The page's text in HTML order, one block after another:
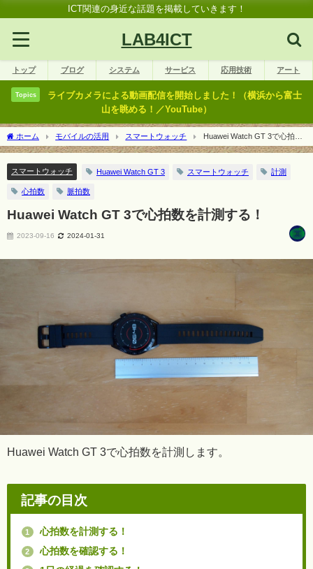
ICT関連の身近な話題を掲載していきます！
LAB4ICT
トップ ブログ システム サービス 応用技術 アート
Topics
ライブカメラによる動画配信を開始しました！（横浜から富士
山を眺める！／YouTube）
ホーム モバイルの活用 スマートウォッチ
Huawei Watch GT 3で心拍数
を計測する！
スマートウォッチ Huawei Watch GT 3 スマートウォッチ 計測
心拍数 脈拍数
Huawei Watch GT 3で心拍数を計測する！
2023-09-16 2024-01-31
Huawei Watch GT 3で心拍数を計測します。
記事の目次
1 心拍数を計測する！
2 心拍数を確認する！